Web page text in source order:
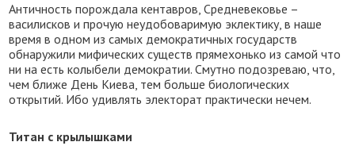
Античность порождала кентавров, Средневековье –
василисков и прочую неудобоваримую эклектику, в наше
время в одном из самых демократичных государств
обнаружили мифических существ прямехонько из самой что
ни на есть колыбели демократии. Смутно подозреваю, что,
чем ближе День Киева, тем больше биологических
открытий. Ибо удивлять электорат практически нечем.
Титан с крылышками